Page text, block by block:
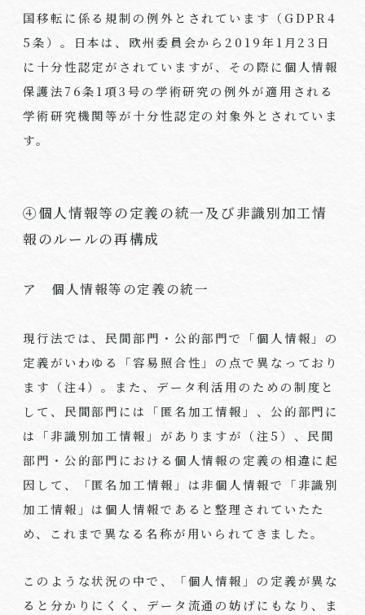
国移転に係る規制の例外とされています（ GDPR4
5条）。日本は、欧州委員会から 2019年1 月 23 日
に十分性認定がされていますが、その際に個人情報
保護法76条1 項3号の学術研究の例外が適用される
学術研究機関等が十分性認定の対象外とされていま
す。
④個人情報等の定義の統一及び非識別加工情
報のルールの再構成
ア 個人情報等の定義の統一
現行法では、民間部門・公的部門で「個人情報」の
定義がいわゆる「容易照合性」の点で異なっており
ます（注4）。また、データ利活用のための制度と
して、民間部門には「匿名加工情報」、公的部門に
は「非識別加工情報」がありますが（注5 ）、民間
部門・公的部門における個人情報の定義の相違に起
因して、「匿名加工情報」は非個人情報で「非識別
加工情報」は個人情報であると整理されていたた
め、これまで異なる名称が用いられてきました。
このような状況の中で、「個人情報」の定義が異な
ると分かりにくく、データ流通の妨げにもなり、ま